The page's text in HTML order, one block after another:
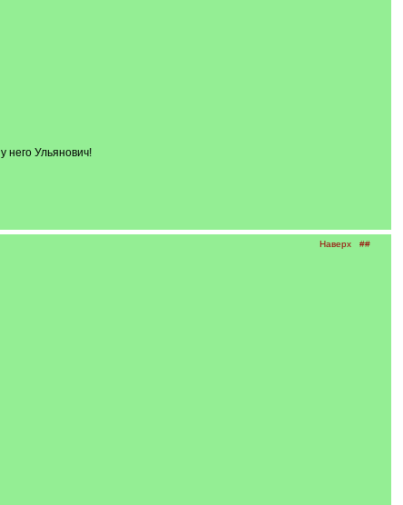
него Ульянович!
Наверх ##